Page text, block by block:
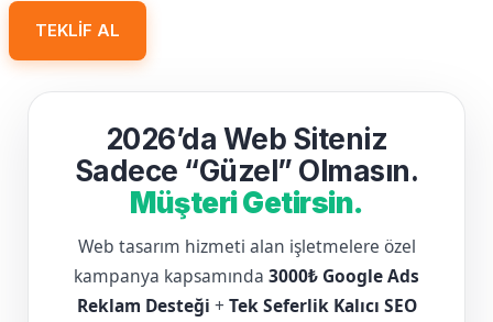
TEKLIF AL
2026’da Web Siteniz
Sadece “Güzel” Olmasın.
Müşteri Getirsin.
Web tasarım hizmeti alan işletmelere özel
kampanya kapsamında 3000₺ Google Ads
Reklam Desteği + Tek Seferlik Kalıcı SEO